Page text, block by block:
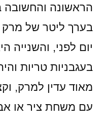
הראשונה והחשובה
בערך ליטר של
יום לפני,
בעגבניות טריות
מאוד עדין למרק,
עם משחת ציר או